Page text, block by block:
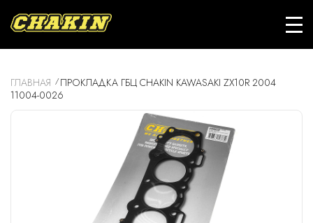
ГЛАВНАЯ
ПРОКЛАДКА ГБЦ CHAKIN KAWASAKI ZX10R 2004
11004-0026